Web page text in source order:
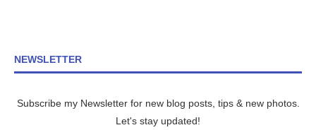
NEWSLETTER
Subscribe my Newsletter for new blog posts, tips & new photos.
Let's stay updated!